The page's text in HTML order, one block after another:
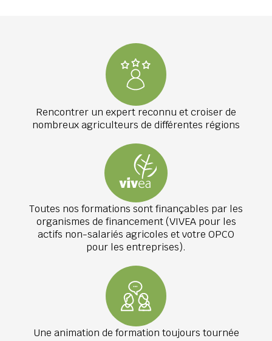
Rencontrer un expert reconnu et croiser de
nombreux agriculteurs de différentes régions
Toutes nos formations sont finançables par les
organismes de financement (VIVEA pour les
actifs non-salariés agricoles et votre OPCO
pour les entreprises).
Une animation de formation toujours tournée